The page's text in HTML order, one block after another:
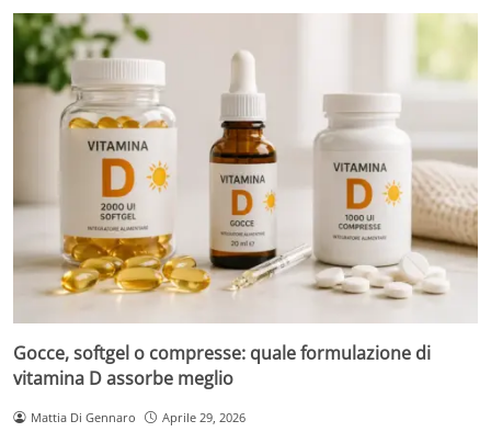
Gocce, softgel o compresse: quale formulazione di
vitamina D assorbe meglio
Mattia Di Gennaro Aprile 29, 2026